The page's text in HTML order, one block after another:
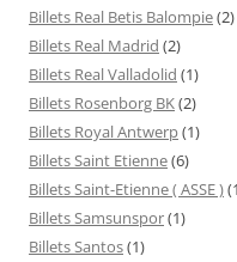
Billets Real Betis Balompie(2)
Billets Real Madrid (2)
Billets Real Valladolid (1)
Billets Rosenborg BK(2)
Billets Royal Antwerp(1)
Billets Saint Etienne(6)
Billets Saint-Etienne ( ASSE )
Billets Samsunspor(1)
Billets Santos(1)